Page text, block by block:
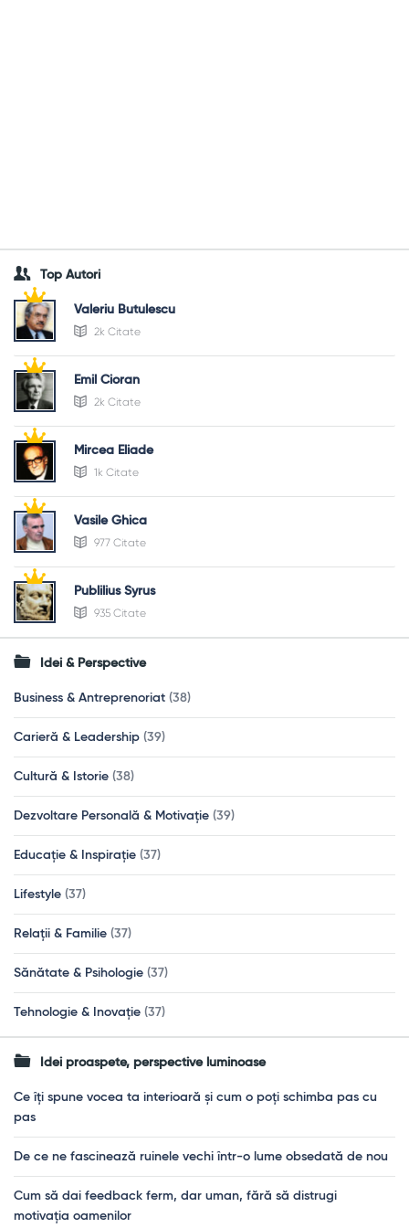
Top Autori
Valeriu Butulescu
2k Citate
Emil Cioran
2k Citate
Mircea Eliade
1k Citate
Vasile Ghica
977 Citate
Publilius Syrus
935 Citate
Idei & Perspective
Business & Antreprenoriat (38)
Carieră & Leadership (39)
Cultură & Istorie (38)
Dezvoltare Personală & Motivație (39)
Educație & Inspirație (37)
Lifestyle (37)
Relații & Familie (37)
Sănătate & Psihologie (37)
Tehnologie & Inovație (37)
Idei proaspete, perspective luminoase
Ce îți spune vocea ta interioară și cum o poți schimba pas cu
pas
De ce ne fascinează ruinele vechi într-o lume obsedată de nou
Cum să dai feedback ferm, dar uman, fără să distrugi
motivația oamenilor